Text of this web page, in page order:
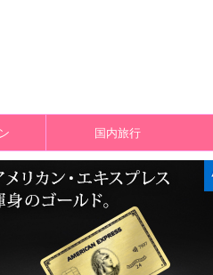
国内旅行